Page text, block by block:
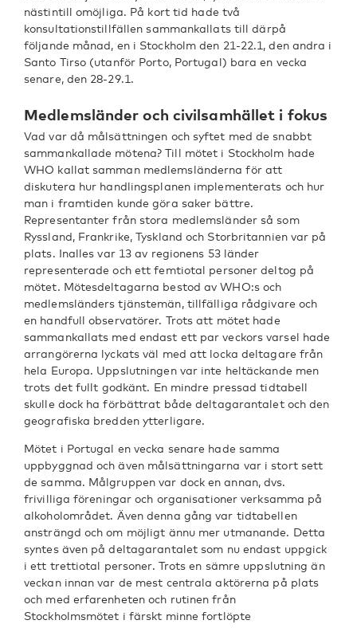
nästintill omöjliga. På kort tid hade två
konsultationstillfällen sammankallats till därpå
följande månad, en i Stockholm den 21-22.1, den andra i
Santo Tirso (utanför Porto, Portugal) bara en vecka
senare, den 28-29.1.
Medlemsländer och civilsamhället i fokus
Vad var då målsättningen och syftet med de snabbt
sammankallade mötena? Till mötet i Stockholm hade
WHO kallat samman medlemsländerna för att
diskutera hur handlingsplanen implementerats och hur
man i framtiden kunde göra saker bättre.
Representanter från stora medlemsländer så som
Ryssland, Frankrike, Tyskland och Storbritannien var på
plats. Inalles var 13 av regionens 53 länder
representerade och ett femtiotal personer deltog på
mötet. Mötesdeltagarna bestod av WHO:s och
medlemsländers tjänstemän, tillfälliga rådgivare och
en handfull observatörer. Trots att mötet hade
sammankallats med endast ett par veckors varsel hade
arrangörerna lyckats väl med att locka deltagare från
hela Europa. Uppslutningen var inte heltäckande men
trots det fullt godkänt. En mindre pressad tidtabell
skulle dock ha förbättrat både deltagarantalet och den
geografiska bredden ytterligare.
Mötet i Portugal en vecka senare hade samma
uppbyggnad och även målsättningarna var i stort sett
de samma. Målgruppen var dock en annan, dvs.
frivilliga föreningar och organisationer verksamma på
alkoholområdet. Även denna gång var tidtabellen
ansträngd och om möjligt ännu mer utmanande. Detta
syntes även på deltagarantalet som nu endast uppgick
i ett trettiotal personer. Trots en sämre uppslutning än
veckan innan var de mest centrala aktörerna på plats
och med erfarenheten och rutinen från
Stockholmsmötet i färskt minne fortlöpte